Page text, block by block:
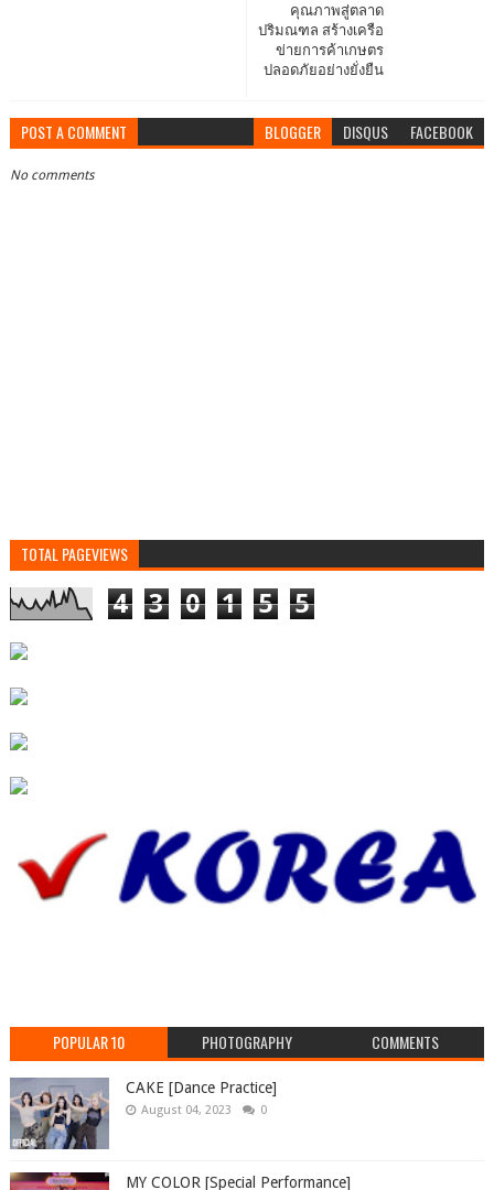
คุณภาพสู่ตลาด
ปริมณฑล สร้างเครือ
ข่ายการค้าเกษตร
ปลอดภัยอย่างยั่งยืน
POST A COMMENT BLOGGER DISQUS FACEBOOK
No comments
TOTAL PAGEVIEWS
4 3 0 1 5 5
POPULAR 10 PHOTOGRAPHY COMMENTS
CAKE [Dance Practice]
August 04, 2023 0
MY COLOR [Special Performance]